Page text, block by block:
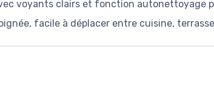
voyants clairs et fonction autonettoyage
facile à déplacer entre cuisine,